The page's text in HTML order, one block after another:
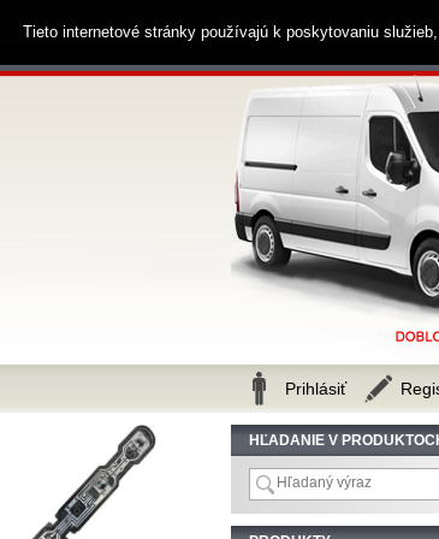
HĽADANIE V
Zákaznícka linka 0914
Prihlásiť
Tieto internetové stránky používajú k poskytovaniu